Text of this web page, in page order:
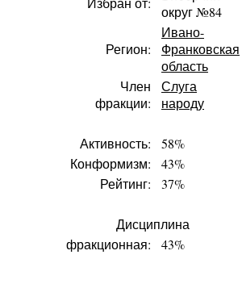
округ №84
Регион:
Ивано-
Франковская
область
Член
фракции:
Слуга
народу
Активность:
58%
Конформизм:
43%
Рейтинг:
37%
Дисциплина
фракционная:
43%